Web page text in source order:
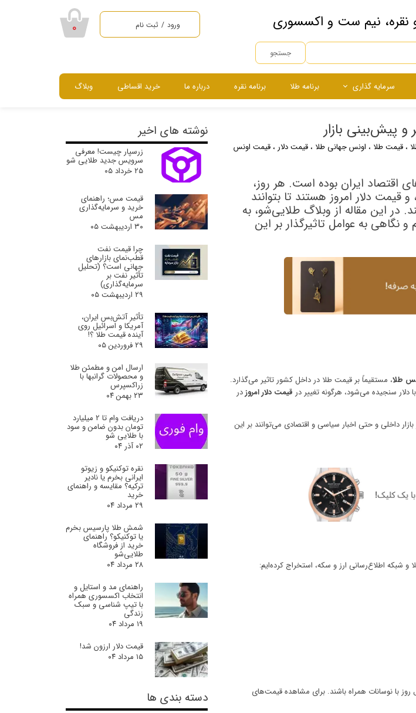
نقره، نیم ست و اکسسوری
جستجو
ورود / ثبت نام
سفارشات
کاربری
سرمایه گذاری برنامه طلا برنامه نقره درباره ما خرید اقساطی وبلاگ
۰
، قیمت طلا ، اونس جهانی طلا ، قیمت دلار ، قیمت اونس
اقتصاد ایران بوده است. هر روز،
قیمت دلار امروز هستند تا بتوانند
در این مقاله از وبلاگ طلایی‌شو، به
امروز، دوشنبه 4 خرداد 1405 می‌پردازیم و نگاهی به عوامل تاثیرگذار بر این
طلا، مستقیماً بر قیمت طلا در داخل کشور تاثیر می‌گذارد.
دلار سنجیده می‌شود، هرگونه تغییر در قیمت دلار امروزدر
داخلی و حتی اخبار سیاسی و اقتصادی می‌توانند بر این
و شبکه اطلاع‌رسانی ارز و سکه، استخراج کرده‌ایم:
و ممکن است در طول روز با نوسانات همراه باشند. برای مشاهده قیمت‌های
نوشته های اخیر
زرسپار چیست! معرفی
سرویس جدید طلایی شو
۲۵ خرداد ۰۵
قیمت مس؛ راهنمای
خرید و سرمایه‌گذاری
مس
۳۰ اردیبهشت ۰۵
چرا قیمت نفت
قطب‌نمای بازارهای
جهانی است؟ (تحلیل
تأثیر نفت بر
سرمایه‌گذاری)
۲۹ اردیبهشت ۰۵
تأثیر آتش‌بس ایران،
آمریکا و اسرائیل روی
آینده قیمت طلا ؟!
۲۹ فروردین ۰۵
ارسال امن و مطمئن طلا
و محصولات گرانبها با
زراکسپرس
۲۳ بهمن ۰۴
دریافت وام تا 2 میلیارد
تومان بدون ضامن و سود
با طلایی شو
۰۲ آذر ۰۴
نقره توکنیکو و زیوتو
ایرانی بخرم یا نادیر
ترکیه؟ مقایسه و راهنمای
خرید
۲۹ مرداد ۰۴
شمش طلا پارسیس بخرم
یا توکنیکو؟ راهنمای
خرید از فروشگاه
طلایی‌شو
۲۸ مرداد ۰۴
راهنمای مد و استایل و
انتخاب اکسسوری همراه
با تیپ شناسی و سبک
زندگی
۱۹ مرداد ۰۴
قیمت دلار ارزون شد!
۱۵ مرداد ۰۴
دسته بندی ها